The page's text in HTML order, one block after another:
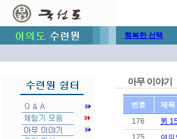
행복한 선택
아무 이야기
번호 제목
176
男
175
여의